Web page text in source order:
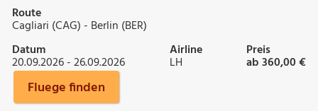
Route
Cagliari (CAG) - Berlin (BER)
Datum
20.09.2026 - 26.09.2026
Airline
LH
Preis
ab 360,00 €
Fluege finden